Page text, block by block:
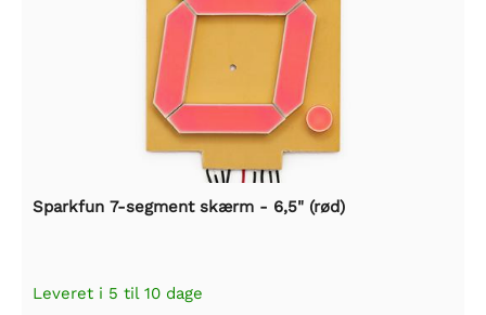
Sparkfun 7-segment skærm - 6,5" (rød)
Leveret i 5 til 10 dage